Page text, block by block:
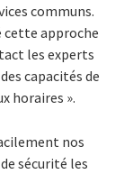
communs.
approche
les experts
capacités de
horaires ».
nos
sécurité les